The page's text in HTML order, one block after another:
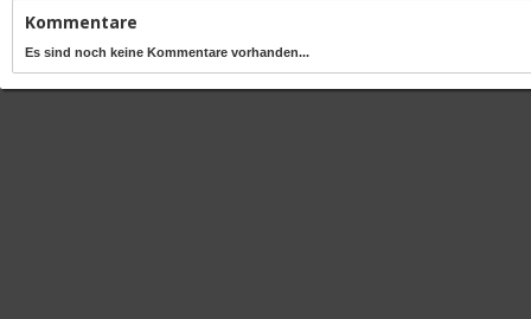
Kommentare
Es sind noch keine Kommentare vorhanden...